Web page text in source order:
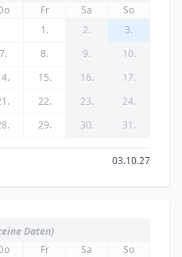
Fr Sa
So
1.
2.
3.
7. 8. 9.
10.
15. 16.
17.
22. 23.
24.
29. 30. 31.
03.10.27
Daten)
Fr Sa
So